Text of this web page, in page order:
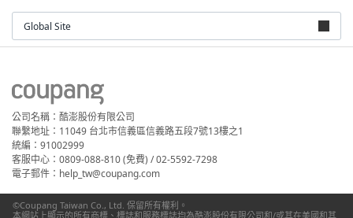
Global Site
公司名稱：酷澎股份有限公司
聯繫地址：11049 台北市信義區信義路五段7號13樓之1
統編：91002999
客服中心：0809-088-810 (免費) / 02-5592-7298
電子郵件：help_tw@coupang.com
©Coupang Taiwan Co., Ltd. 保留所有權利。
本網站上顯示的所有商標、標誌和服務標誌均為酷澎股份有限公司和/或其在美國和其